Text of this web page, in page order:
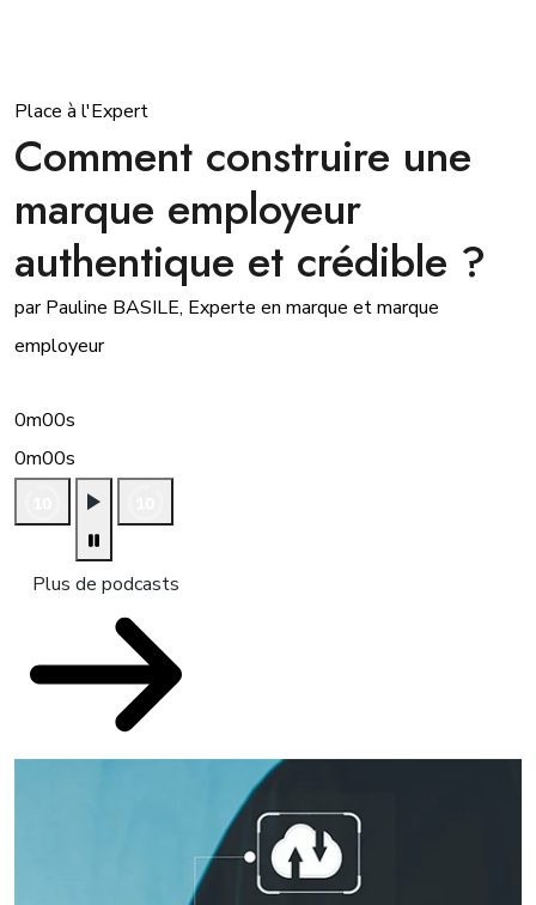
Place à l'Expert
Comment construire une
marque employeur
authentique et crédible ?
par Pauline BASILE, Experte en marque et marque
employeur
0m00s
0m00s
Plus de podcasts